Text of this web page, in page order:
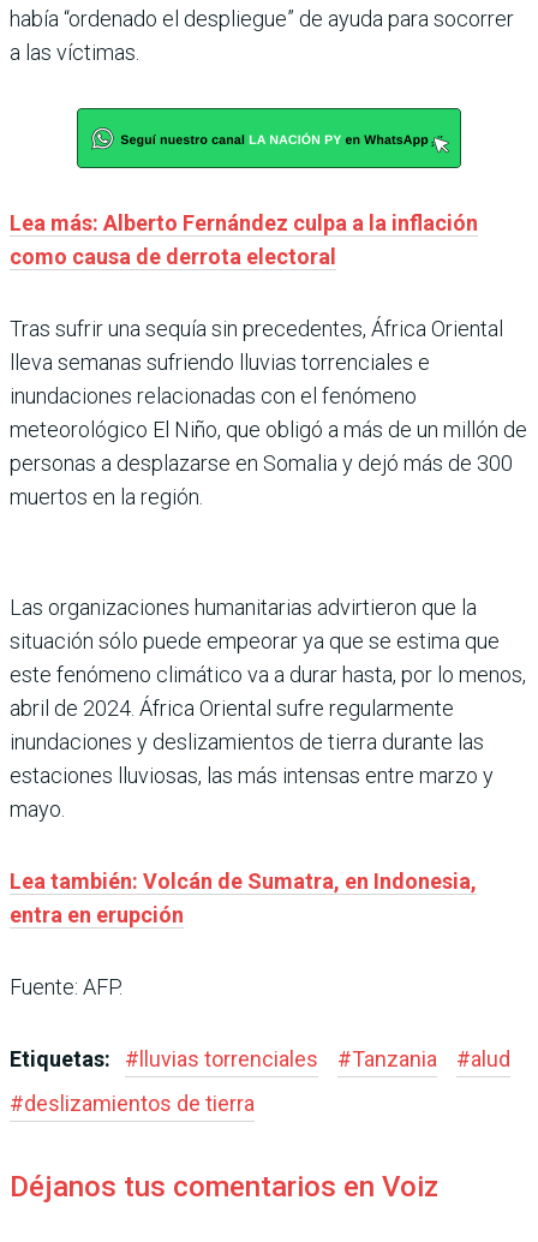
había “ordenado el despliegue” de ayuda para socorrer
a las víctimas.
Lea más: Alberto Fernández culpa a la inflación
como causa de derrota electoral
Tras sufrir una sequía sin precedentes, África Oriental
lleva semanas sufriendo lluvias torrenciales e
inundaciones relacionadas con el fenómeno
meteorológico El Niño, que obligó a más de un millón de
personas a desplazarse en Somalia y dejó más de 300
muertos en la región.
Las organizaciones humanitarias advirtieron que la
situación sólo puede empeorar ya que se estima que
este fenómeno climático va a durar hasta, por lo menos,
abril de 2024. África Oriental sufre regularmente
inundaciones y deslizamientos de tierra durante las
estaciones lluviosas, las más intensas entre marzo y
mayo.
Lea también: Volcán de Sumatra, en Indonesia,
entra en erupción
Fuente: AFP.
Etiquetas: # lluvias torrenciales #Tanzania #alud
#deslizamientos de tierra
Déjanos tus comentarios en Voiz